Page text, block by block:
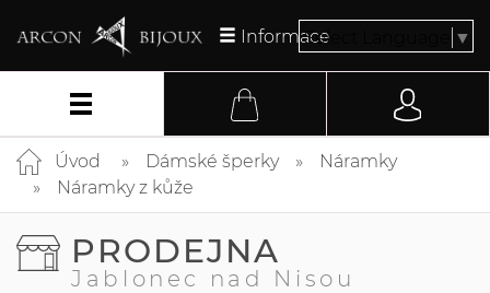
InformaceSelect Language ▼
Úvod Dámské šperky
Náramky
Náramky z kůže
PRODEJNA
Jablonec nad Nisou